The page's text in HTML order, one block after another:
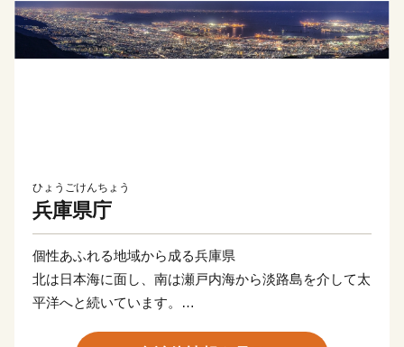
ひょうごけんちょう
兵庫県庁
個性あふれる地域から成る兵庫県
北は日本海に面し、南は瀬戸内海から淡路島を介して太
平洋へと続いています。